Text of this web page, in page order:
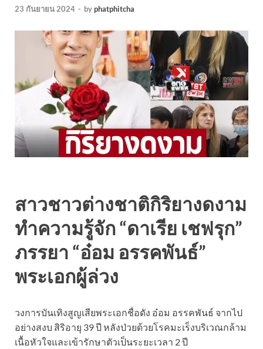
23 กันยายน 2024 - byphatphitcha
สาวชาวต่างชาติกิริยางดงาม
ทำความรู้จัก “ดาเรีย เชฟรุก”
ภรรยา “อ๋อม อรรคพันธ์”
พระเอกผู้ล่วง
วงการบันเทิงสูญเสียพระเอกชื่อดัง อ๋อม อรรคพันธ์ จากไป
อย่างสงบ สิริอายุ 39 ปี หลังป่วยด้วยโรคมะเร็งบริเวณกล้าม
เนื้อหัวใจและเข้ารักษาตัวเป็นระยะเวลา 2 ปี